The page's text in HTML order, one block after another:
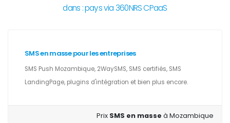
dans : pays via 360NRS CPaaS
SMS en masse pour les entreprises
SMS Push Mozambique, 2WaySMS, SMS certifiés, SMS
LandingPage, plugins d'intégration et bien plus encore.
Prix SMS en masseà Mozambique